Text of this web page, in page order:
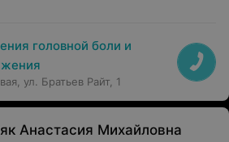
головной боли и
ул. Братьев Райт, 1
Анастасия Михайловна